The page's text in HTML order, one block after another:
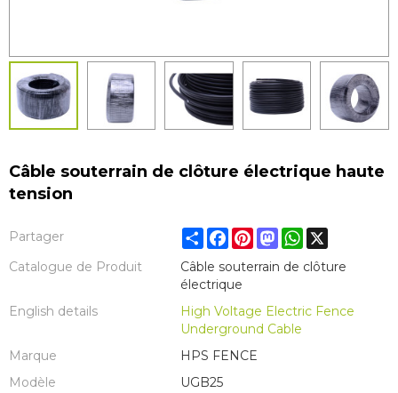
Câble souterrain de clôture électrique haute
tension
Partager ShareFacebook
Pinterest
MastodonWhatsApp
Catalogue de Produit
Câble souterrain de clôture
électrique
English details
High Voltage Electric Fence
Underground Cable
Marque
HPS FENCE
Modèle
UGB25